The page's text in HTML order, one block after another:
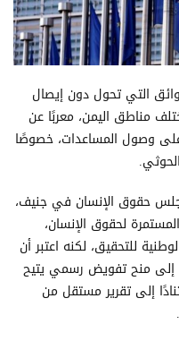
التي تحول دون إيصال
مناطق اليمن، معربًا عن
على وصول المساعدات، خصوصًا
حقوق الإنسان في جنيف،
لحقوق الإنسان،
للتحقيق، لكنه اعتبر أن
إلى منح تفويض رسمي يتيح
إلى تقرير مستقل من